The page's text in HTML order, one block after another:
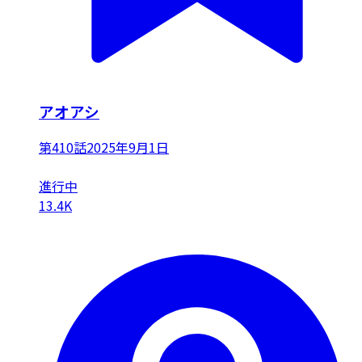
アオアシ
第410話2025年9月1日
進行中
13.4K